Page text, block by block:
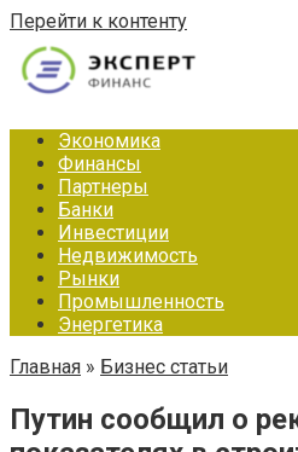
Перейти к контенту
Экономика
Финансы
Партнеры
Банки
Инвестиции
Недвижимость
Рынки
Промышленность
Энергетика
Главная » Бизнес статьи
Путин сообщил о